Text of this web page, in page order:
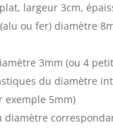
largeur 3cm,
ou fer) diamètre
3mm (ou 4
du diamètre
exemple 5mm)
diamètre